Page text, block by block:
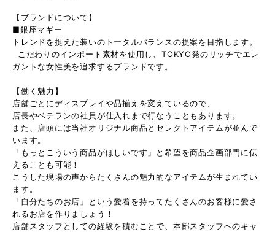
【ブランドについて】
■銀座マギー
トレンドを捉えた装いのトータルバランスの提案を目指します。
こだわりのインポート素材を使用し、TOKYO発のリッチでエレ
ガントな女性美を追求するブランドです。
【働く魅力】
店舗ごとにディスプレイや品揃えを変えているので、
店長やベテランの社員が仕入れまで行なうこともあります。
また、店頭には当社オリジナル商品とセレクトアイテムが並んで
います。
「もっとこういう商品がほしいです」と希望を商品企画部門に伝
えることも可能！
こうした現場の声からたくさんの魅力的なアイテムが生まれてい
ます。
「自分たちのお店」という愛着を持ってたくさんのお客様に愛さ
れるお店を作りましょう！
店舗スタッフとしての経験を積むことで、本部スタッフへのキャ